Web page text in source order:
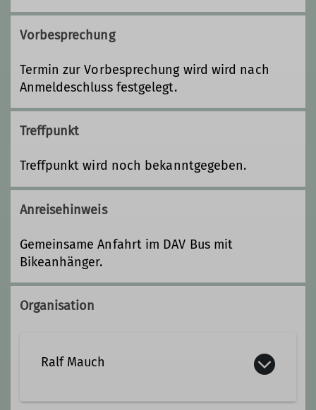
Vorbesprechung
Termin zur Vorbesprechung wird wird nach
Anmeldeschluss festgelegt.
Treffpunkt
Treffpunkt wird noch bekanntgegeben.
Anreisehinweis
Gemeinsame Anfahrt im DAV Bus mit
Bikeanhänger.
Organisation
Ralf Mauch